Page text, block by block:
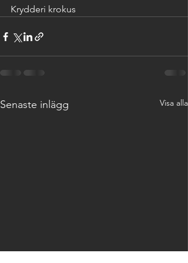
Krydderi krokus
Senaste inlägg Visa alla